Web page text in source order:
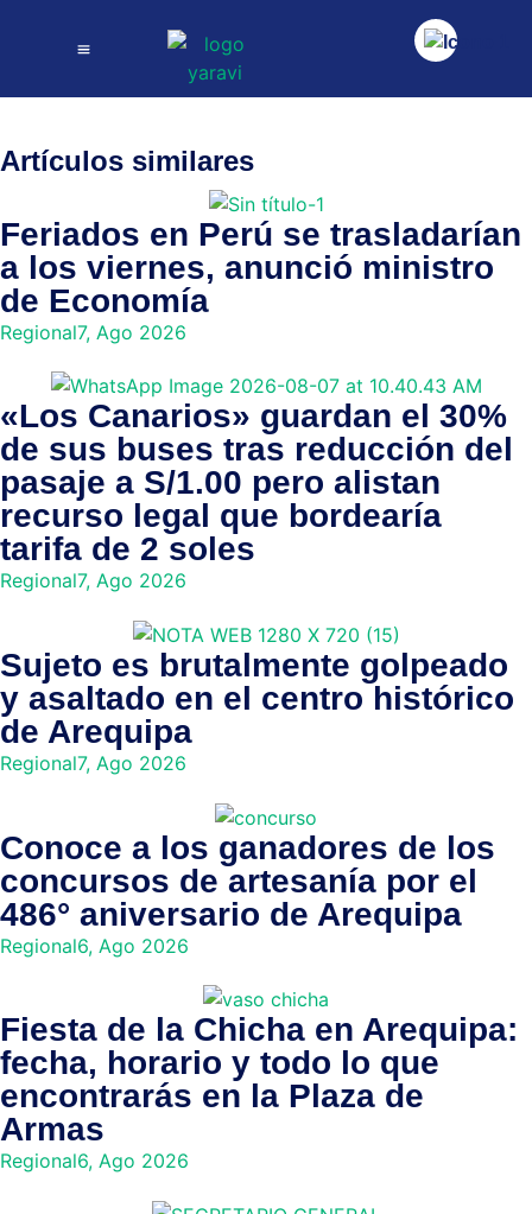
Artículos similares
Feriados en Perú se trasladarían
a los viernes, anunció ministro
de Economía
Regional7, Ago 2026
«Los Canarios» guardan el 30%
de sus buses tras reducción del
pasaje a S/1.00 pero alistan
recurso legal que bordearía
tarifa de 2 soles
Regional7, Ago 2026
Sujeto es brutalmente golpeado
y asaltado en el centro histórico
de Arequipa
Regional7, Ago 2026
Conoce a los ganadores de los
concursos de artesanía por el
486° aniversario de Arequipa
Regional6, Ago 2026
Fiesta de la Chicha en Arequipa:
fecha, horario y todo lo que
encontrarás en la Plaza de
Armas
Regional6, Ago 2026